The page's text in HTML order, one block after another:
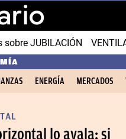
JUBILACIÓN
ENERGÍA MERCADOS
lo avala: si